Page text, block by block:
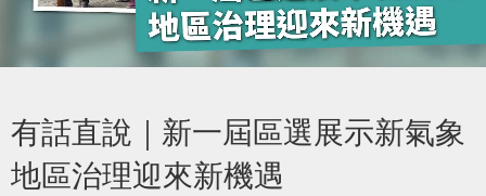
有話直說｜新一屆區選展示新氣象
地區治理迎來新機遇